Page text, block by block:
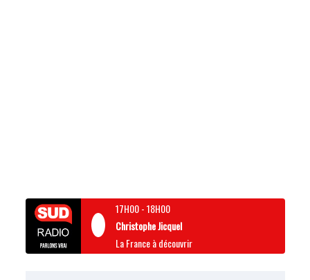
17H00-18H00
Christophe Jicquel
La France à découvrir